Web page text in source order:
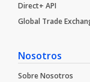
Direct+ API
Global Trade
Nosotros
Sobre Nosotros